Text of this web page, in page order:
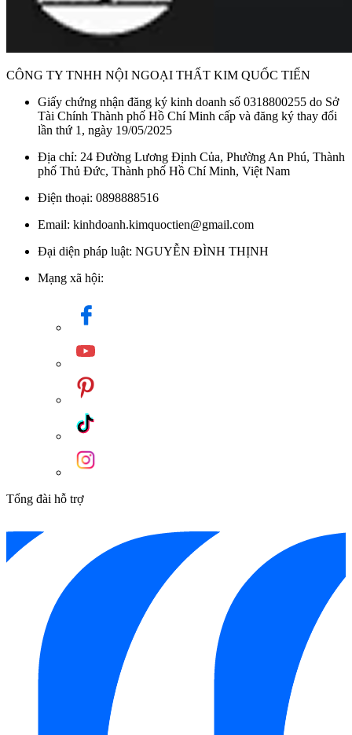
CÔNG TY TNHH NỘI NGOẠI THẤT KIM QUỐC TIẾN
Giấy chứng nhận đăng ký kinh doanh số 0318800255 do Sở
Tài Chính Thành phố Hồ Chí Minh cấp và đăng ký thay đổi
lần thứ 1, ngày 19/05/2025
Địa chỉ: 24 Đường Lương Định Của, Phường An Phú, Thành
phố Thủ Đức, Thành phố Hồ Chí Minh, Việt Nam
Điện thoại: 0898888516
Email: kinhdoanh.kimquoctien@gmail.com
Đại diện pháp luật: NGUYỄN ĐÌNH THỊNH
Mạng xã hội:
Tổng đài hỗ trợ